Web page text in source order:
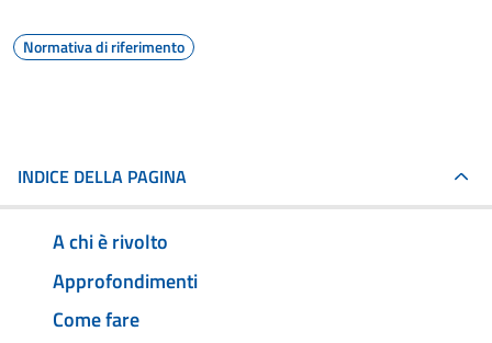
Normativa di riferimento
INDICE DELLA PAGINA
A chi è rivolto
Approfondimenti
Come fare